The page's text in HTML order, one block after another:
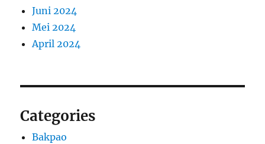
Juni 2024
Mei 2024
April 2024
Categories
Bakpao